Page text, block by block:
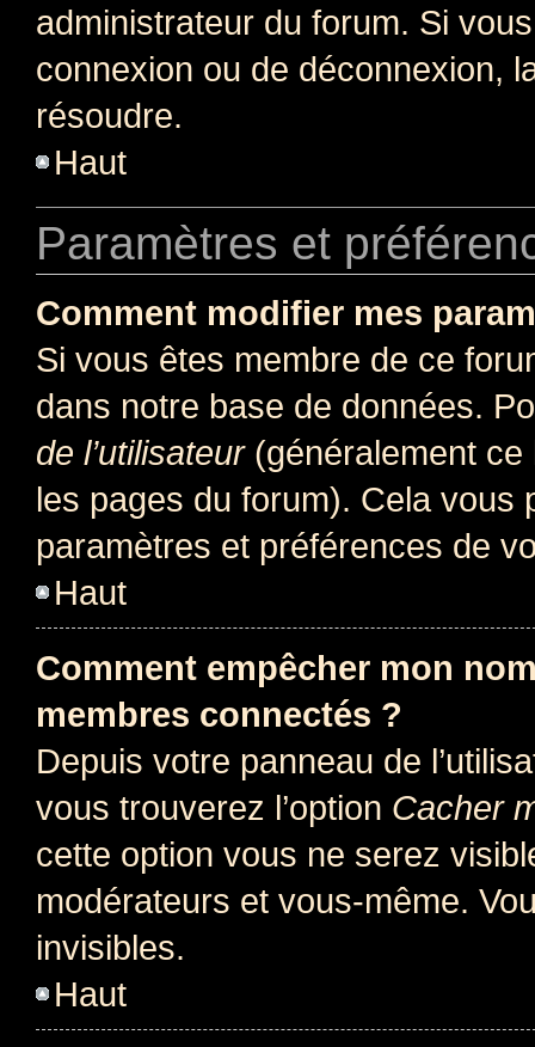
administrateur du forum. Si
connexion ou de déconnexion,
résoudre.
Haut
Paramètres et
Comment modifier mes
Si vous êtes membre de ce
dans notre base de données.
de l’utilisateur(généralement ce
les pages du forum). Cela vous
paramètres et préférences de
Haut
Comment empêcher mon
membres connectés ?
Depuis votre panneau de
vous trouverez l’option Cacher
cette option vous ne serez
modérateurs et vous-même.
invisibles.
Haut